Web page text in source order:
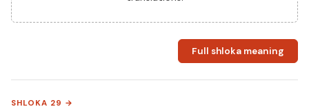
Full shloka meaning
SHLOKA 29 →